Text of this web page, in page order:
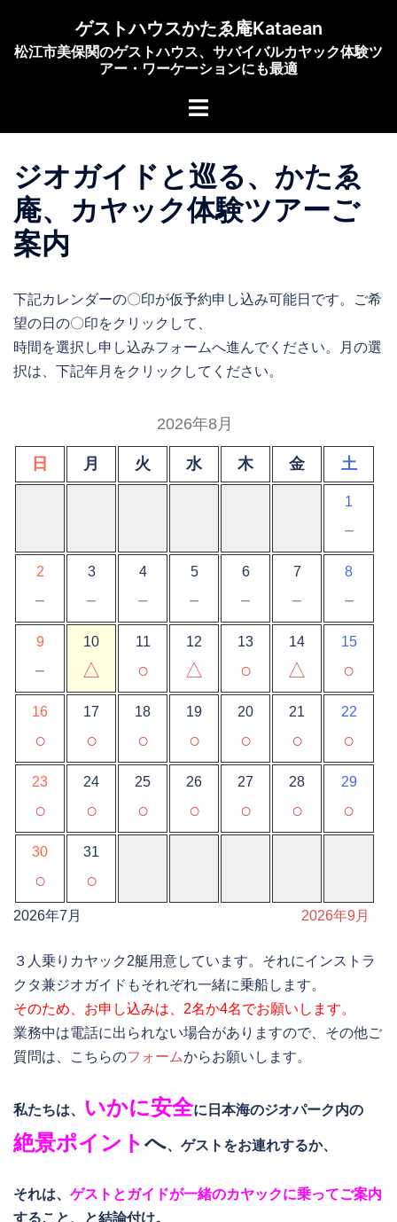
ゲストハウスかたゑ庵Kataean
松江市美保関のゲストハウス、サバイバルカヤック体験ツ
アー・ワーケーションにも最適
ト
メ
ニ
ュ
ジオガイドと巡る、かたゑ
庵、カヤック体験ツアーご
案内
下記カレンダーの〇印が仮予約申し込み可能日です。ご希
望の日の〇印をクリックして、
時間を選択し申し込みフォームへ進んでください。月の選
択は、下記年月をクリックしてください。
2026年8月
日 月 火 水 木 金 土
1
－
2
－
3
－
4
－
5
－
6
－
7
－
8
－
9
－
10
△
11
○
12
△
13
○
14
△
15
○
16
○
17
○
18
○
19
○
20
○
21
○
22
○
23
○
24
○
25
○
26
○
27
○
28
○
29
○
30
○
31
○
2026年7月 2026年9月
３人乗りカヤック2艇用意しています。それにインストラ
クタ兼ジオガイドもそれぞれ一緒に乗船します。
そのため、お申し込みは、2名か4名でお願いします。
業務中は電話に出られない場合がありますので、その他ご
質問は、こちらのフォームからお願いします。
私たちは、 いかに安全に日本海のジオパーク内の
絶景ポイントへ、ゲストをお連れするか、
それは、 ゲストとガイドが一緒のカヤックに乗ってご案内
すること、と結論付け。